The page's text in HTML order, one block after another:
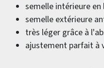
semelle intérieure
semelle extérieure
très léger grâce à
ajustement parfait à